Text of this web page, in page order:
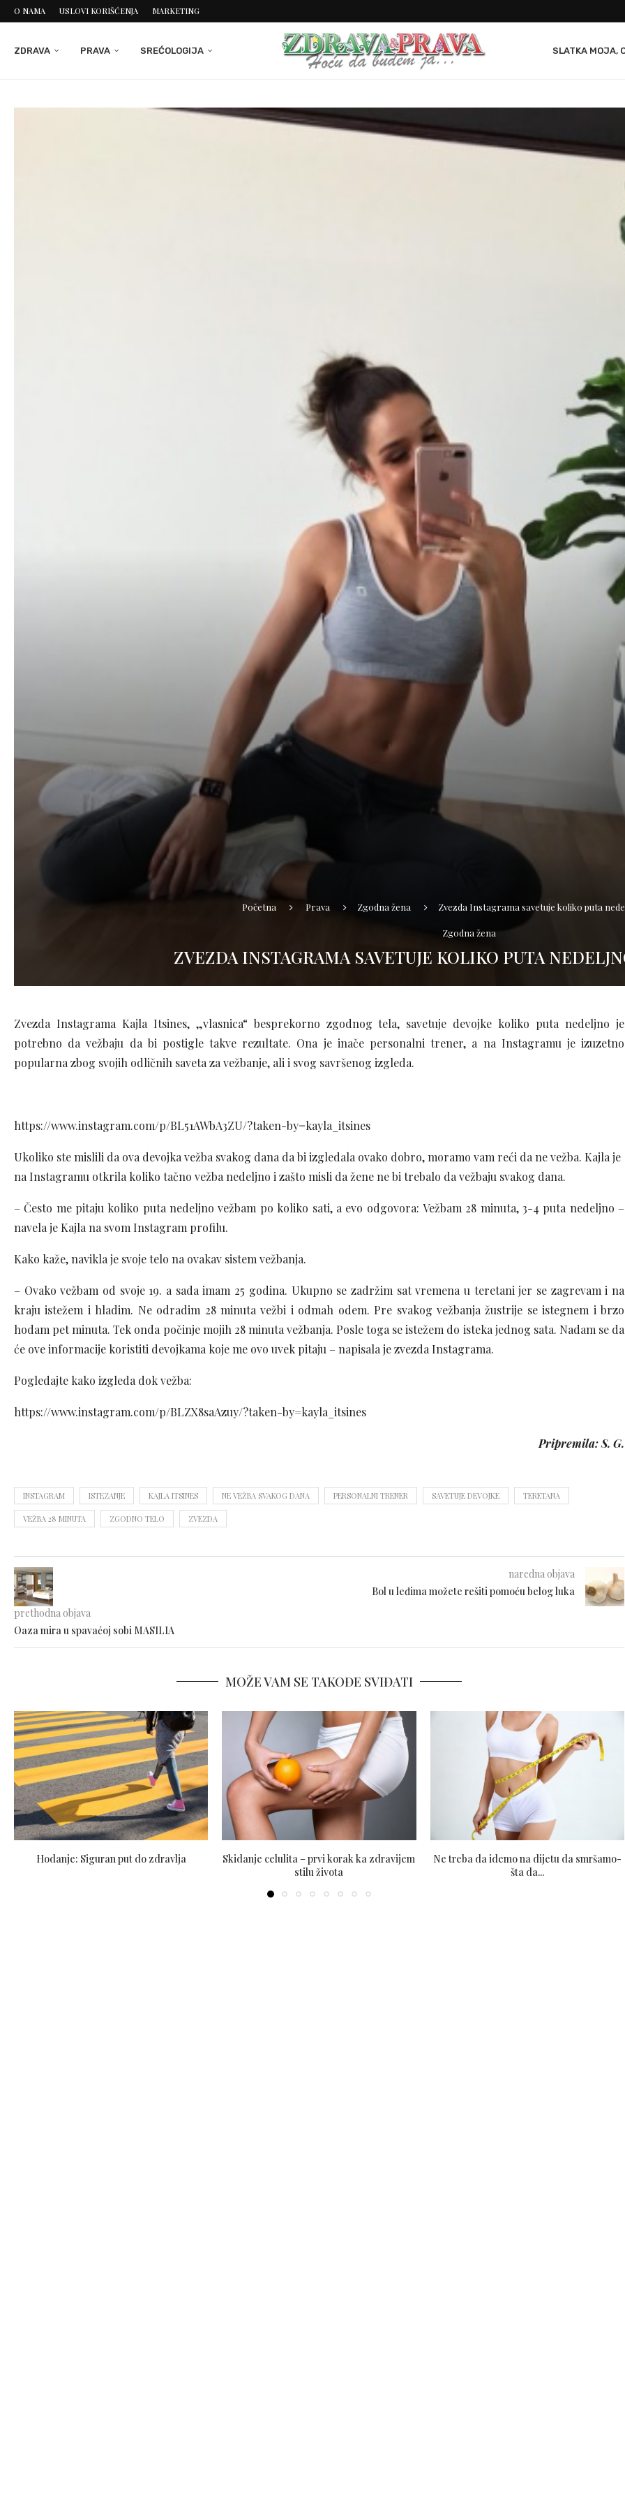
O NAMA USLOVI KORIŠĆENJA MARKETING
ZDRAVA PRAVA SREĆOLOGIJA SLATKA MOJA,
Početna Prava Zgodna žena Zvezda Instagrama savetuje koliko puta
Zgodna žena
ZVEZDA INSTAGRAMA SAVETUJE KOLIKO PUTA
Zvezda Instagrama Kajla Itsines, „vlasnica“ besprekorno zgodnog tela, savetuje devojke koliko puta nedeljno je
potrebno da vežbaju da bi postigle takve rezultate. Ona je inače personalni trener, a na Instagramu je izuzetno
popularna zbog svojih odličnih saveta za vežbanje, ali i svog savršenog izgleda.
https://www.instagram.com/p/BL51AWbA3ZU/?taken-by=kayla_itsines
Ukoliko ste mislili da ova devojka vežba svakog dana da bi izgledala ovako dobro, moramo vam reći da ne vežba. Kajla je
na Instagramu otkrila koliko tačno vežba nedeljno i zašto misli da žene ne bi trebalo da vežbaju svakog dana.
– Često me pitaju koliko puta nedeljno vežbam po koliko sati, a evo odgovora: Vežbam 28 minuta, 3-4 puta nedeljno –
navela je Kajla na svom Instagram profilu.
Kako kaže, navikla je svoje telo na ovakav sistem vežbanja.
– Ovako vežbam od svoje 19. a sada imam 25 godina. Ukupno se zadržim sat vremena u teretani jer se zagrevam i na
kraju istežem i hladim. Ne odradim 28 minuta vežbi i odmah odem. Pre svakog vežbanja žustrije se istegnem i brzo
hodam pet minuta. Tek onda počinje mojih 28 minuta vežbanja. Posle toga se istežem do isteka jednog sata. Nadam se da
će ove informacije koristiti devojkama koje me ovo uvek pitaju – napisala je zvezda Instagrama.
Pogledajte kako izgleda dok vežba:
https://www.instagram.com/p/BLZX8saAzuy/?taken-by=kayla_itsines
Pripremila: S. G.
INSTAGRAM ISTEZANJE KAJLA ITSINES NE VEŽBA SVAKOG DANA PERSONALNI TRENER SAVETUJE DEVOJKE TERETANA
VEŽBA 28 MINUTA ZGODNO TELO ZVEZDA
prethodna objava
Oaza mira u spavaćoj sobi MASILIA
naredna objava
Bol u leđima možete rešiti pomoću belog luka
MOŽE VAM SE TAKOĐE SVIĐATI
Hodanje: Siguran put do zdravlja
Skidanje celulita – prvi korak ka zdravijem
stilu života
Ne treba da idemo na dijetu da smršamo-
šta da...